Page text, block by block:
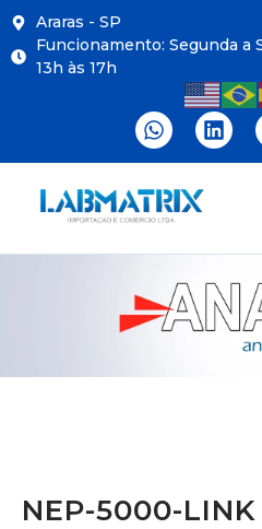
Araras - SP
Funcionamento: Segunda a
13h às 17h
NEP-5000-LINK